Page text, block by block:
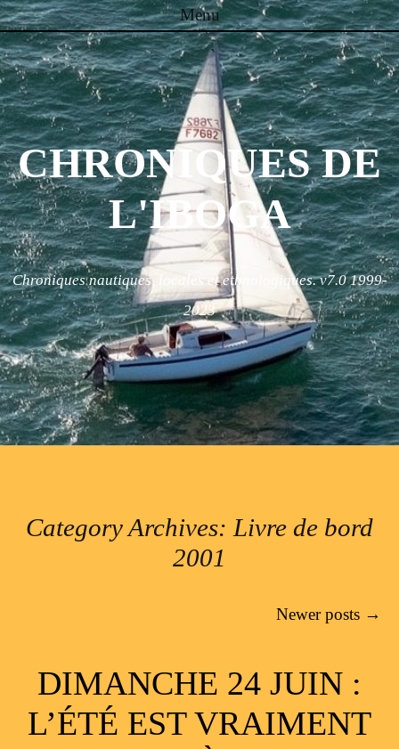
Menu
Skip to content
CHRONIQUES DE
L'IBOGA
Chroniques nautiques, locales et ethnologiques. v7.0 1999-
2023
Category Archives: Livre de bord
2001
Newer posts →
DIMANCHE 24 JUIN :
L’ÉTÉ EST VRAIMENT